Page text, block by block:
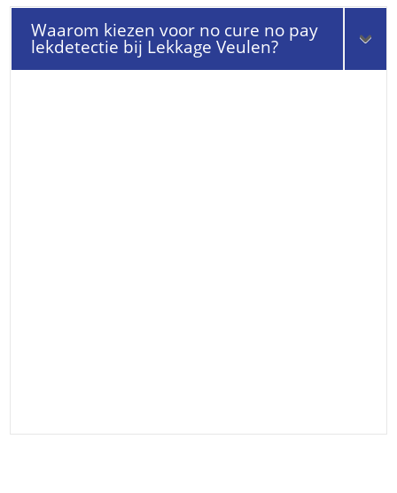
Waarom kiezen voor no cure no pay
lekdetectie bij Lekkage Veulen?